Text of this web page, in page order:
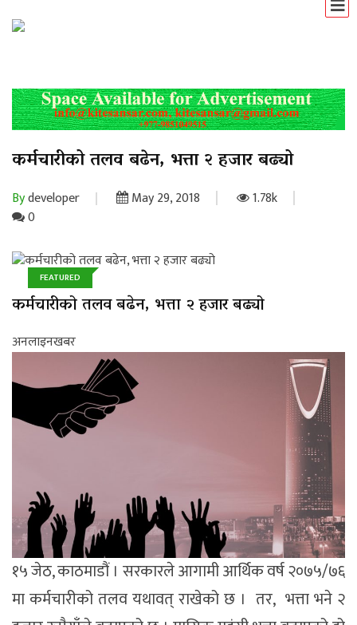
कर्मचारीको तलव बढेन, भत्ता २ हजार बढ्यो
Bydeveloper May 29, 2018
1.78k
0
FEATURED
कर्मचारीको तलव बढेन, भत्ता २ हजार बढ्यो
अनलाइनखबर
१५ जेठ, काठमाडौं । सरकारले आगामी आर्थिक वर्ष २०७५/७६
मा कर्मचारीको तलव यथावत् राखेको छ । तर, भत्ता भने २